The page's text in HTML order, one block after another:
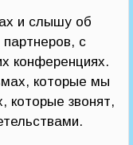
и слышу об
партнеров, с
конференциях.
которые мы
которые звонят,